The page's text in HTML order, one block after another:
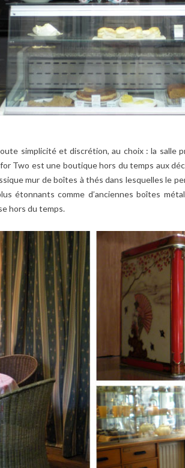
simplicité et discrétion, au choix : la salle
Two est une boutique hors du temps aux
mur de boîtes à thés dans lesquelles le
étonnants comme d’anciennes boîtes
hors du temps.